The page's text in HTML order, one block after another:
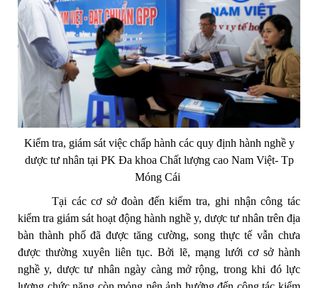
Kiểm tra, giám sát việc chấp hành các quy định hành nghề y
dược tư nhân tại PK Đa khoa Chất lượng cao Nam Việt- Tp
Móng Cái
Tại các cơ sở đoàn đến kiểm tra, ghi nhận công tác
kiểm tra giám sát hoạt động hành nghề y, dược tư nhân trên địa
bàn thành phố đã được tăng cường, song thực tế vẫn chưa
được thường xuyên liên tục. Bởi lẽ, mạng lưới cơ sở hành
nghề y, dược tư nhân ngày càng mở rộng, trong khi đó lực